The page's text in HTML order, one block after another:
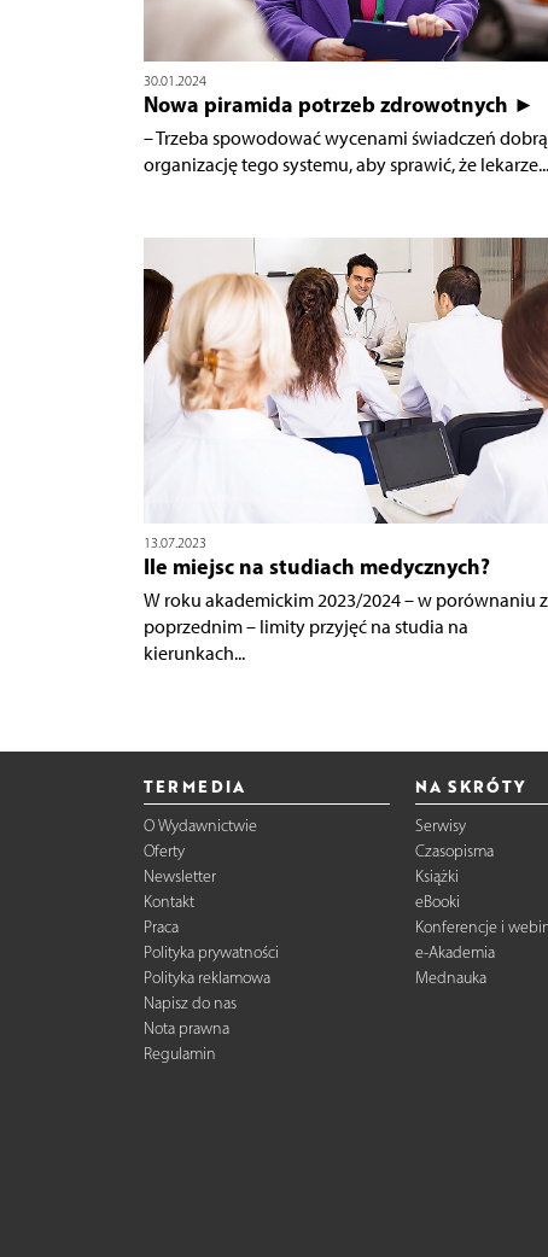
30.01.2024
Nowa piramida potrzeb zdrowotnych ►
– Trzeba spowodować wycenami świadczeń dobrą
organizację tego systemu, aby sprawić, że lekarze...
13.07.2023
Ile miejsc na studiach medycznych?
W roku akademickim 2023/2024 – w porównaniu z
poprzednim – limity przyjęć na studia na
kierunkach...
TERMEDIA
O Wydawnictwie
Oferty
Newsletter
Kontakt
Praca
Polityka prywatności
Polityka reklamowa
Napisz do nas
Nota prawna
Regulamin
NA SKRÓTY
Serwisy
Czasopisma
Książki
eBooki
Konferencje i
e-Akademia
Mednauka